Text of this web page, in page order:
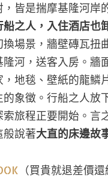
皆是揣摩基隆河岸
船之人，入住酒店也
換場景，牆壁磚瓦扭
河，送客入房。牆
，地毯、壁紙的龍鱗
象徵。行船之人放
旅程正要開始。言
般說著大直的床邊故
（買貴就退差價